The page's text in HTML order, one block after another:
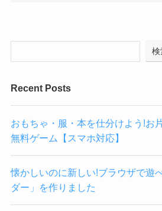
検
Recent Posts
おもちゃ・服・本を仕分けよう!お
無料ゲーム【スマホ対応】
懐かしいのに新しい!ブラウザで遊
ダー」を作りました